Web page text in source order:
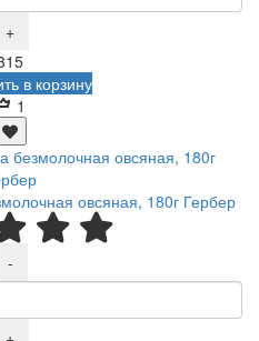
+
Р
в корзину
1
овсяная, 180г Гербер
-